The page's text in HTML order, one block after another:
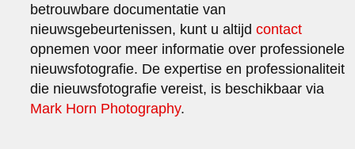
betrouwbare documentatie van
nieuwsgebeurtenissen, kunt u altijdcontact
opnemen voor meer informatie over professionele
nieuwsfotografie. De expertise en professionaliteit
die nieuwsfotografie vereist, is beschikbaar via
Mark Horn Photography.